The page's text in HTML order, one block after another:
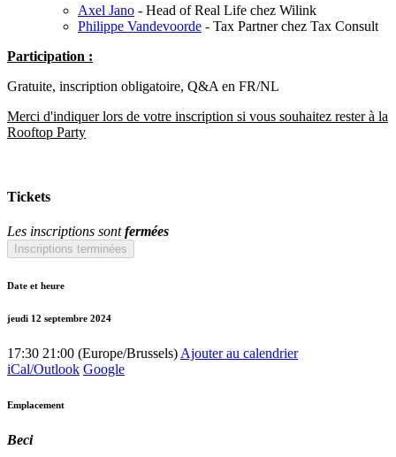
Axel Jano - Head of Real Life chez Wilink
Philippe Vandevoorde - Tax Partner chez Tax Consult
Participation :
Gratuite, inscription obligatoire, Q&A en FR/NL
Merci d'indiquer lors de votre inscription si vous souhaitez rester à la
Rooftop Party
Tickets
Les inscriptions sontfermées
Inscriptions terminées
Date et heure
jeudi 12 septembre 2024
17:30 21:00 (Europe/Brussels) Ajouter au calendrier
iCal/Outlook Google
Emplacement
Beci